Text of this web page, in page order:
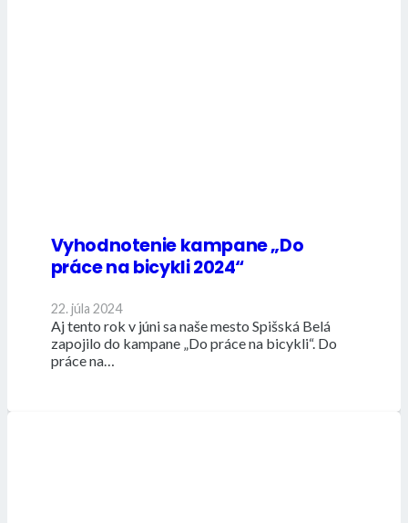
Vyhodnotenie kampane „Do
práce na bicykli 2024“
22. júla 2024
Aj tento rok v júni sa naše mesto Spišská Belá
zapojilo do kampane „Do práce na bicykli“. Do
práce na…